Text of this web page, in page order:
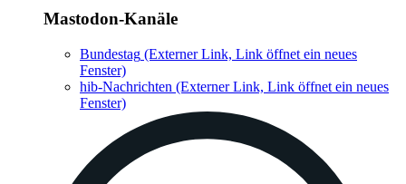
Mastodon-Kanäle
Bundestag (Externer Link, Link öffnet ein neues
Fenster)
hib-Nachrichten (Externer Link, Link öffnet ein neues
Fenster)